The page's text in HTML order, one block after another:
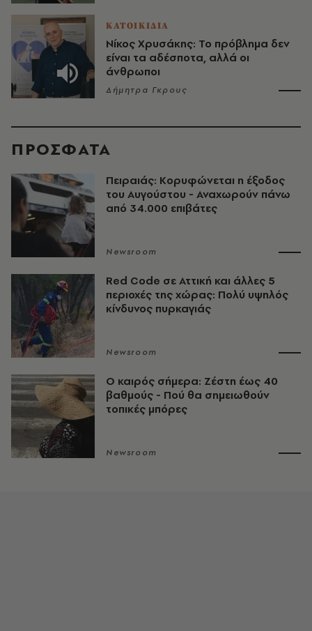
ΚΑΤΟΙΚΙΔΙΑ
Νίκος Χρυσάκης: Το πρόβλημα δεν
είναι τα αδέσποτα, αλλά οι
άνθρωποι
Δήμητρα Γκρους
ΠΡΟΣΦΑΤΑ
Πειραιάς: Κορυφώνεται η έξοδος
του Αυγούστου - Αναχωρούν πάνω
από 34.000 επιβάτες
Newsroom
Red Code σε Αττική και άλλες 5
περιοχές της χώρας: Πολύ υψηλός
κίνδυνος πυρκαγιάς
Newsroom
O καιρός σήμερα: Ζέστη έως 40
βαθμούς - Πού θα σημειωθούν
τοπικές μπόρες
Newsroom